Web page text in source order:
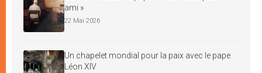
ami »
22 Mai 2026
Un chapelet mondial pour la paix avec le pape
Léon XIV